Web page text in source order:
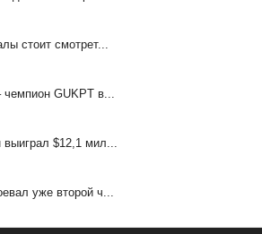
стоит смотрет...
чемпион GUKPT в...
$12,1 мил...
уже второй ч...